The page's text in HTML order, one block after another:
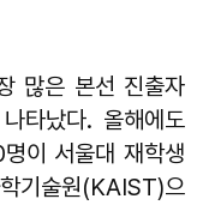
많은 본선 진출자
타났다. 올해에도
이 서울대 재학생
기술원(KAIST)으